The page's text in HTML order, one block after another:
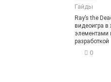
Гайды
Ray’s the
видеоигра в
элементами
разработкой
0